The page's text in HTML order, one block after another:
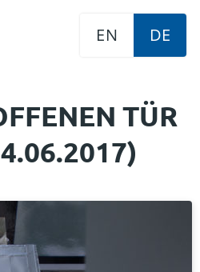
EN DE
TÜR